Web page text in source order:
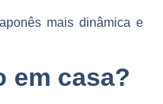
mais dinâmica e
em casa?